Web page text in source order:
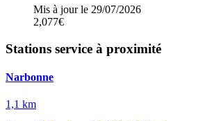
Mis à jour le 29/07/2026
2,077€
Stations service à proximité
Narbonne
1,1 km